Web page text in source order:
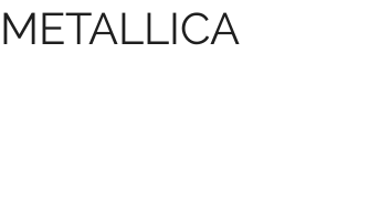
METALLICA